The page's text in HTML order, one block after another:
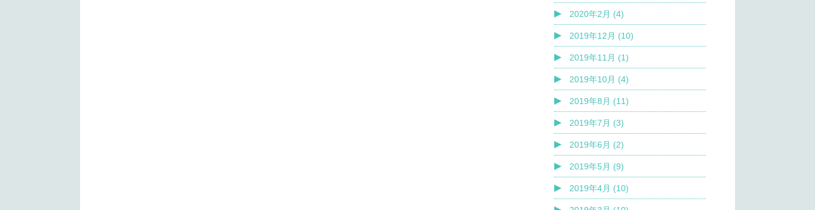
2020年2月 (4)
2019年12月 (10)
2019年11月 (1)
2019年10月 (4)
2019年8月 (11)
2019年7月 (3)
2019年6月 (2)
2019年5月 (9)
2019年4月 (10)